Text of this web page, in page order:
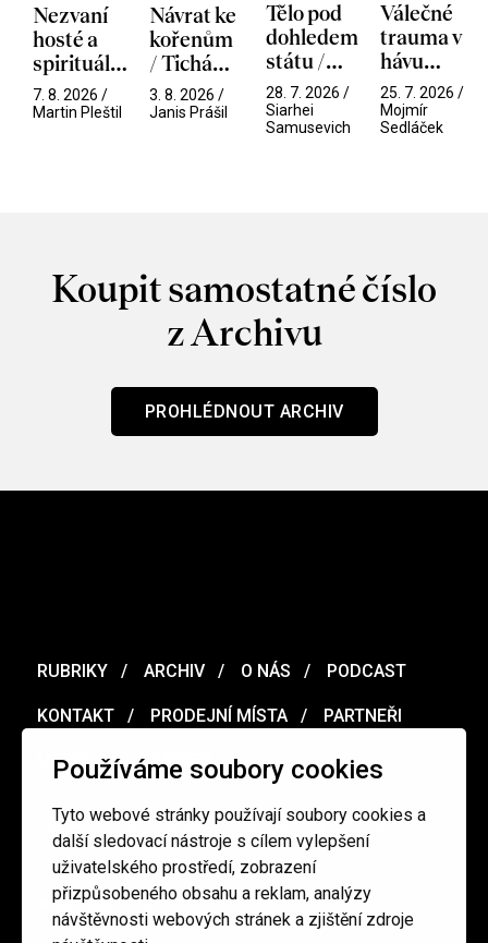
Používáme soubory cookies
Tyto webové stránky používají soubory cookies a
další sledovací nástroje s cílem vylepšení
uživatelského prostředí, zobrazení
přizpůsobeného obsahu a reklam, analýzy
návštěvnosti webových stránek a zjištění zdroje
Nezvaní
hosté a
spirituální
narušitelé
z vesmíru
7. 8. 2026 /
Martin Pleštil
Návrat ke
kořenům
/ Tichá
přítelkyně
3. 8. 2026 /
Janis Prášil
Tělo pod
dohledem
státu /
Pramen
28. 7. 2026 /
Siarhei
Samusevich
Válečné
trauma v
hávu
spektáklu
/ Odyssea
25. 7. 2026 /
Mojmír
Sedláček
Koupit samostatné číslo
z Archivu
PROHLÉDNOUT ARCHIV
RUBRIKY ARCHIV O NÁS PODCAST
KONTAKT PRODEJNÍ MÍSTA PARTNEŘI
MERCH VOUCHER
Ochrana osobních údajů / Obchodní podmínky
redakce@cinepur.cz